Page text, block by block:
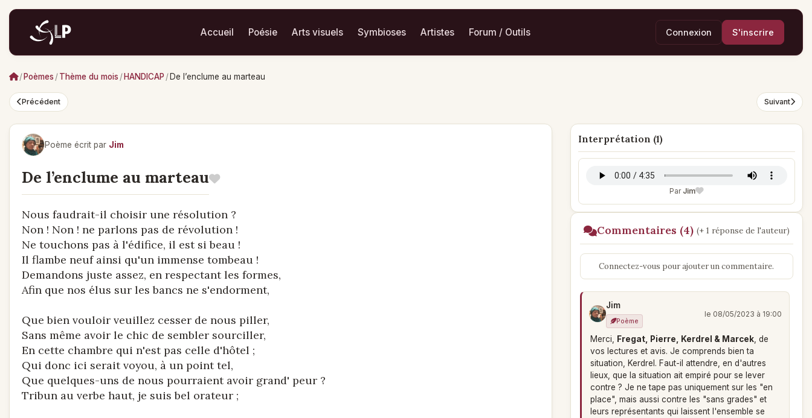
Accueil Poésie Arts visuels Symbioses Artistes Forum / Outils Connexion S'inscrire
/ Poèmes /Thème du mois / HANDICAP/ De l’enclume au marteau
Précédent Suivant
Poème écrit par Jim
De l’enclume au marteau
Nous faudrait-il choisir une résolution ?
Non ! Non ! ne parlons pas de révolution !
Ne touchons pas à l'édifice, il est si beau !
Il flambe neuf ainsi qu'un immense tombeau !
Demandons juste assez, en respectant les formes,
Afin que nos élus sur les bancs ne s'endorment,
Que bien vouloir veuillez cesser de nous piller,
Sans même avoir le chic de sembler sourciller,
En cette chambre qui n'est pas celle d'hôtel ;
Qui donc ici serait voyou, à un point tel,
Que quelques-uns de nous pourraient avoir grand' peur ?
Tribun au verbe haut, je suis bel orateur ;
Interprétation (1)
Par Jim
Commentaires (4) (+ 1 réponse de l'auteur)
Connectez-vous pour ajouter un commentaire.
Jim
Poème
le 08/05/2023 à 19:00
Merci, Fregat, Pierre, Kerdrel & Marcek, de
vos lectures et avis. Je comprends bien ta
situation, Kerdrel. Faut-il attendre, en d'autres
lieux, que la situation ait empiré pour se lever
contre ? Je ne tape pas uniquement sur les "en
place", mais aussi contre les "sans grades" et
leurs représentants qui laissent l'ensemble se